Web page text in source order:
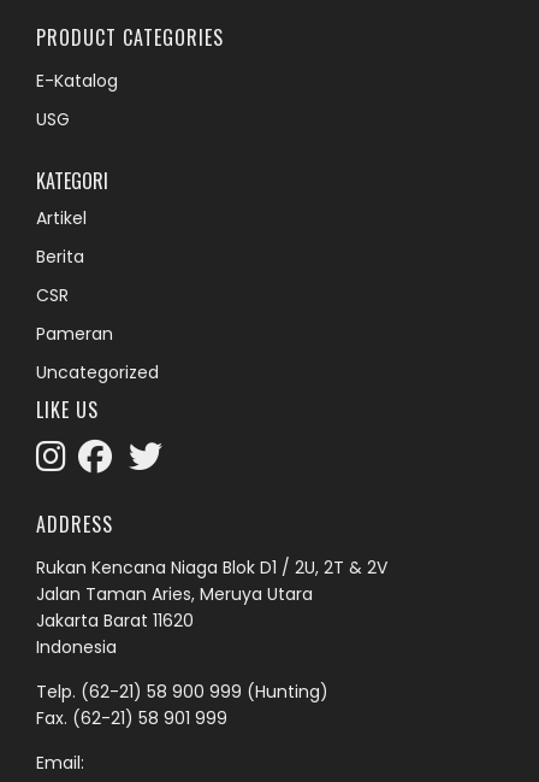
PRODUCT CATEGORIES
E-Katalog
USG
KATEGORI
Artikel
Berita
CSR
Pameran
Uncategorized
LIKE US
ADDRESS
Rukan Kencana Niaga Blok D1 / 2U, 2T & 2V
Jalan Taman Aries, Meruya Utara
Jakarta Barat 11620
Indonesia
Telp. (62-21) 58 900 999 (Hunting)
Fax. (62-21) 58 901 999
Email: